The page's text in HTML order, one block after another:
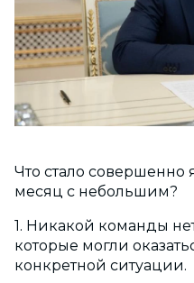
Что стало
месяц с небольшим?
1. Никакой команды
которые могли
конкретной ситуации.